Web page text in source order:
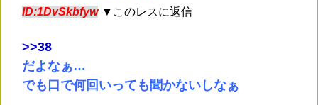
ID:1DvSkbfyw ▼このレスに返信
>>38
だよなぁ…
でも口で何回いっても聞かないしなぁ